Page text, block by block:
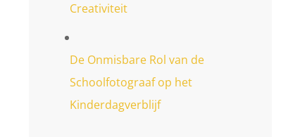
Creativiteit
De Onmisbare Rol van de
Schoolfotograaf op het
Kinderdagverblijf